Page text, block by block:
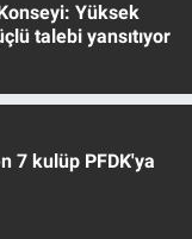
Yüksek
talebi yansıtıyor
7 kulüp PFDK'ya